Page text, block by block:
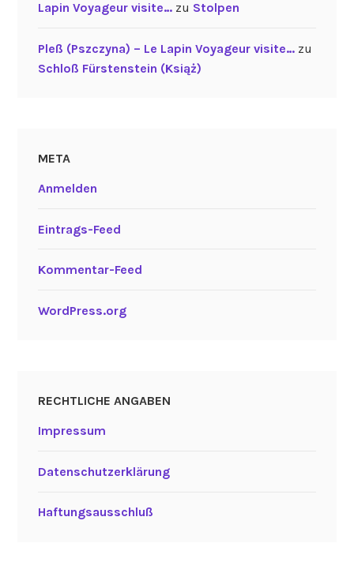
Lapin Voyageur visite…zu Stolpen
Pleß (Pszczyna) – Le Lapin Voyageur visite…zu
Schloß Fürstenstein (Książ)
META
Anmelden
Eintrags-Feed
Kommentar-Feed
WordPress.org
RECHTLICHE ANGABEN
Impressum
Datenschutzerklärung
Haftungsausschluß